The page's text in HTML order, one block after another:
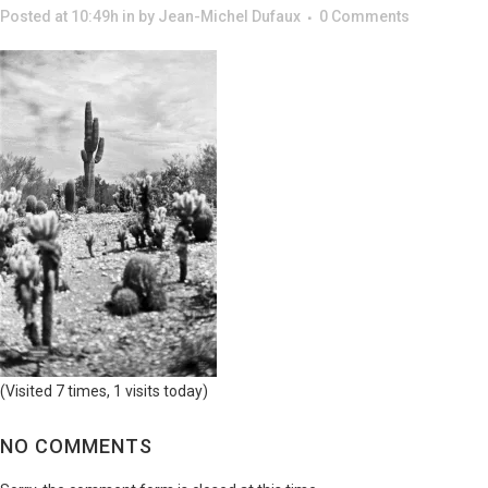
Posted at 10:49h in by Jean-Michel Dufaux 0 Comments
(Visited 7 times, 1 visits today)
NO COMMENTS